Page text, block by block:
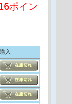
ポイン
購入